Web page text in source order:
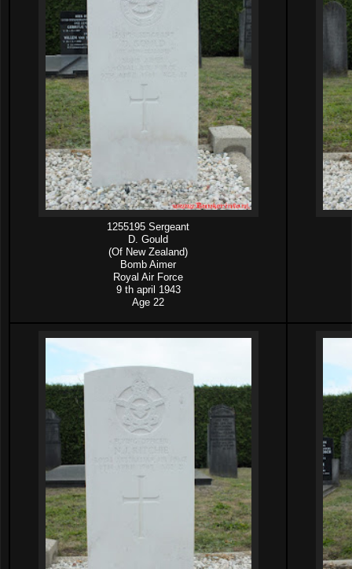
1255195 Sergeant
D. Gould
(Of New Zealand)
Bomb Aimer
Royal Air Force
9 th april 1943
Age 22